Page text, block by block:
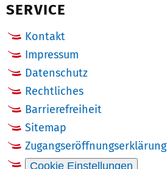
SERVICE
Kontakt
Impressum
Datenschutz
Rechtliches
Barrierefreiheit
Sitemap
Zugangseröffnungserklärung
Cookie Einstellungen